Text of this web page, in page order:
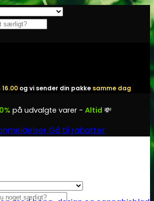
og vi sender din pakke samme dag
på udvalgte varer - Altid 💸
Gå til rabatter